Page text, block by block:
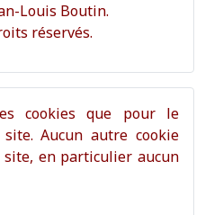
Louis Boutin.
réservés.
cookies que pour le
Aucun autre cookie
en particulier aucun